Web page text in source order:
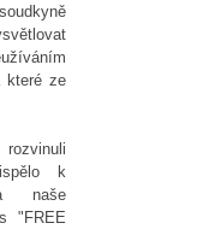
které ze
k
naše
"FREE